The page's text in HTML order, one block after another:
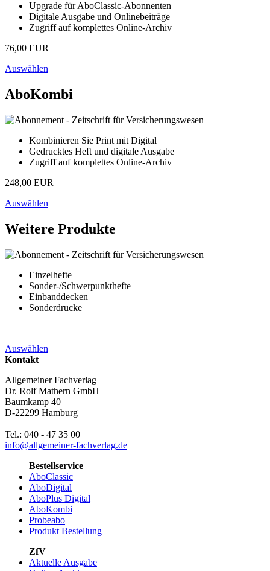
Upgrade für AboClassic-Abonnenten
Digitale Ausgabe und Onlinebeiträge
Zugriff auf komplettes Online-Archiv
76,00 EUR
Auswählen
AboKombi
Kombinieren Sie Print mit Digital
Gedrucktes Heft und digitale Ausgabe
Zugriff auf komplettes Online-Archiv
248,00 EUR
Auswählen
Weitere Produkte
Einzelhefte
Sonder-/Schwerpunkthefte
Einbanddecken
Sonderdrucke
Auswählen
Kontakt
Allgemeiner Fachverlag
Dr. Rolf Mathern GmbH
Baumkamp 40
D-22299 Hamburg
Tel.: 040 - 47 35 00
info@allgemeiner-fachverlag.de
Bestellservice
AboClassic
AboDigital
AboPlus Digital
AboKombi
Probeabo
Produkt Bestellung
ZfV
Aktuelle Ausgabe